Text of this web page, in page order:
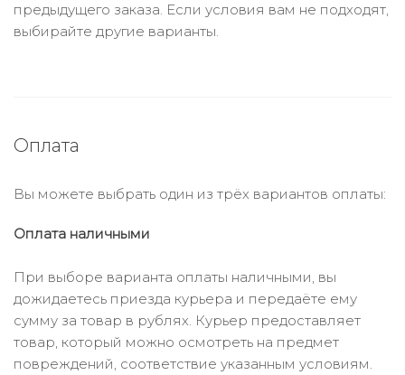
предыдущего заказа. Если условия вам не подходят,
выбирайте другие варианты.
Оплата
Вы можете выбрать один из трёх вариантов оплаты:
Оплата наличными
При выборе варианта оплаты наличными, вы
дожидаетесь приезда курьера и передаёте ему
сумму за товар в рублях. Курьер предоставляет
товар, который можно осмотреть на предмет
повреждений, соответствие указанным условиям.